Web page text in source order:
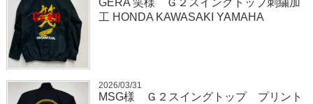
GERA 笑様 Ｇ２スイングトップ刺繍加
工 HONDA KAWASAKI YAMAHA
2026/03/31
MSG様 Ｇ２スイングトップ プリント